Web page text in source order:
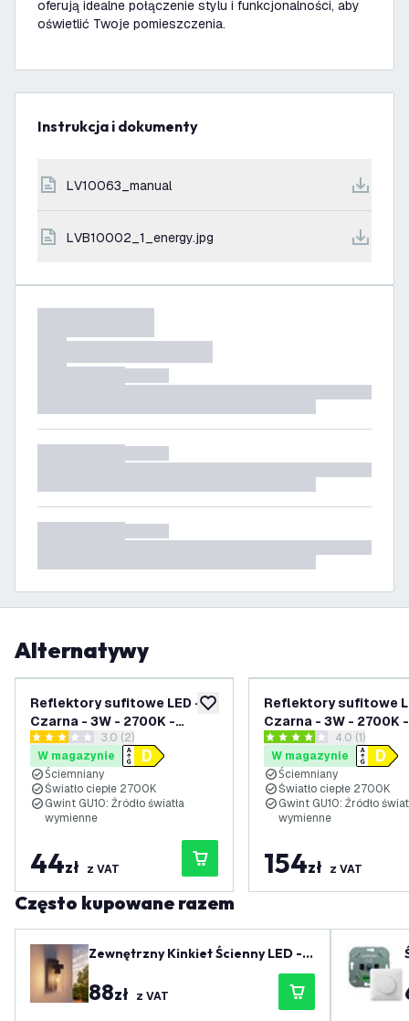
oferują idealne połączenie stylu i funkcjonalności, aby
oświetlić Twoje pomieszczenia.
Instrukcja i dokumenty
LV10063_manual
LVB10002_1_energy.jpg
Alternatywy
dodaj do listy życzeń
Reflektory sufitowe LED -
Czarna - 3W - 2700K -
ściemniany - Uchylna
otwórz panel recenzji
3 Gwiazdki oceny
3.0 (2)
W magazynie
Ściemniany
Światło ciepłe 2700K
Gwint GU10: Źródło światła
wymienne
44zł z VAT
Reflektory sufitowe
Czarna - 3W - 2700K -
ściemniany - Kwadrat
Uchylna
otwórz panel
4 Gwiazdki oceny
4.0 (1)
W magazynie
Ściemniany
Światło ciepłe 2700K
Gwint GU10: Źródło
wymienne
154zł z VAT
Często kupowane razem
Zewnętrzny Kinkiet Ścienny LED - I
P44 – Oprawka E27 – Antracyt
88zł z VAT